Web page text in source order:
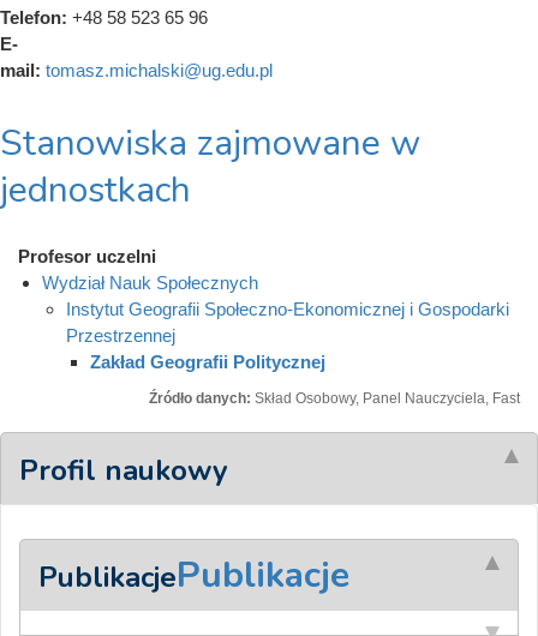
Telefon: +48 58 523 65 96
E-
mail: tomasz.michalski@ug.edu.pl
Stanowiska zajmowane w
jednostkach
Profesor uczelni
Wydział Nauk Społecznych
Instytut Geografii Społeczno-Ekonomicznej i Gospodarki
Przestrzennej
Zakład Geografii Politycznej
Źródło danych: Skład Osobowy, Panel Nauczyciela, Fast
Profil naukowy
PublikacjePublikacje